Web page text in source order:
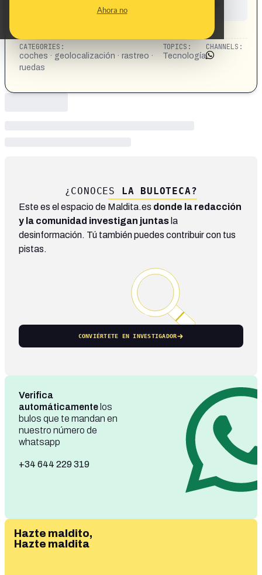
Ahora no
CATEGORIES:
coches · geolocalización · rastreo ·
ruedas
TOPICS:
Tecnología
CHANNELS:
¿CONOCES LA BULOTECA?
Este es el espacio de Maldita.es donde la redacción
y la comunidad investigan juntas la
desinformación. Tú también puedes contribuir con tus
pistas.
CONVIÉRTETE EN INVESTIGADOR
Verifica
automáticamente los
bulos que te mandan en
nuestro número de
whatsapp
+34 644 229 319
Hazte maldito,
Hazte maldita